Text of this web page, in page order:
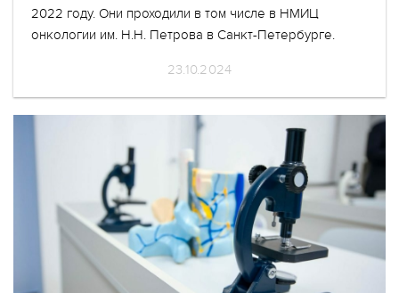
2022 году. Они проходили в том числе в НМИЦ
онкологии им. Н.Н. Петрова в Санкт-Петербурге.
23.10.2024